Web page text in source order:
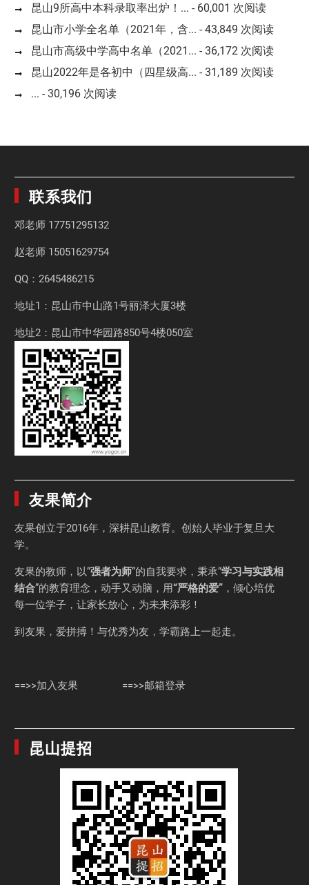
昆山9所高中本科录取率出炉！... - 60,001 次阅读
昆山市小学全名单（2021年，含... - 43,849 次阅读
昆山市高级中学高中名单（2021... - 36,172 次阅读
昆山2022年是各初中（四星级高... - 31,189 次阅读
... - 30,196 次阅读
联系我们
邓老师 17751295132
赵老师 15051629754
QQ：2645486215
地址1：昆山市中山路1号丽泽大厦3楼
地址2：昆山市中华园路850号4楼050室
友果简介
友果创立于2016年，深耕昆山教育。创始人毕业于复旦大
学。
友果的教师，以“强者为师”的自我要求，秉承“学习与实践相
结合”的教育理念，动手又动脑，用“严格的爱” ，倾心培优
每一位学子，让家长放心，为未来添彩！
到友果，爱拼搏！与优秀为友，学霸路上一起走。
==>>加入友果 ==>>邮箱登录
昆山提招